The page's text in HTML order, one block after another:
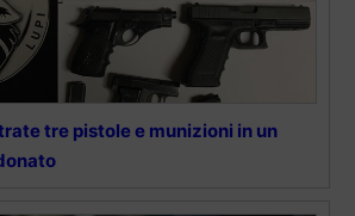
tre pistole e munizioni in un